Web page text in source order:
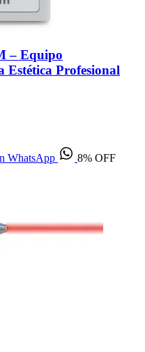
– Equipo
Estética Profesional
WhatsApp 8% OFF